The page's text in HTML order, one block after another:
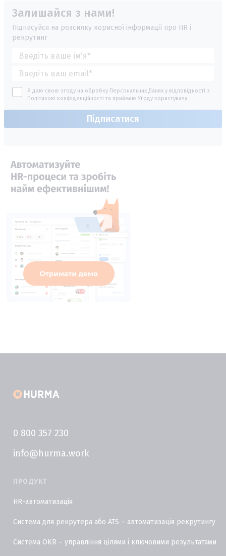
Залишайся з нами!
Підписуйся на розсилку корисної інформації про HR і
рекрутинг
Я даю свою згоду на обробку Персональних Даних у відповідності з
Політикою конфіденційності та приймаю Угоду користувача
0 800 357 230
info@hurma.work
ПРОДУКТ
HR-автоматизація
Система для рекрутера або ATS – автоматизація рекрутингу
Система OKR – управління цілями і ключовими результатами